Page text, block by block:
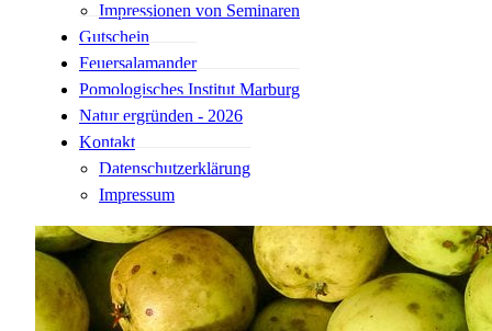
Impressionen von Seminaren
Gutschein
Feuersalamander
Pomologisches Institut Marburg
Natur ergründen - 2026
Kontakt
Datenschutzerklärung
Impressum